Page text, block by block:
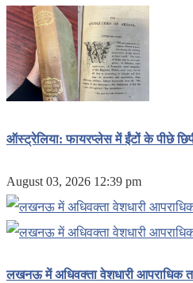
ऑस्ट्रेलिया: फायरप्लेस में ईंटों के पीछे
August 03, 2026 12:39 pm
लखनऊ में अधिवक्ता वेशधारी आपराधिक